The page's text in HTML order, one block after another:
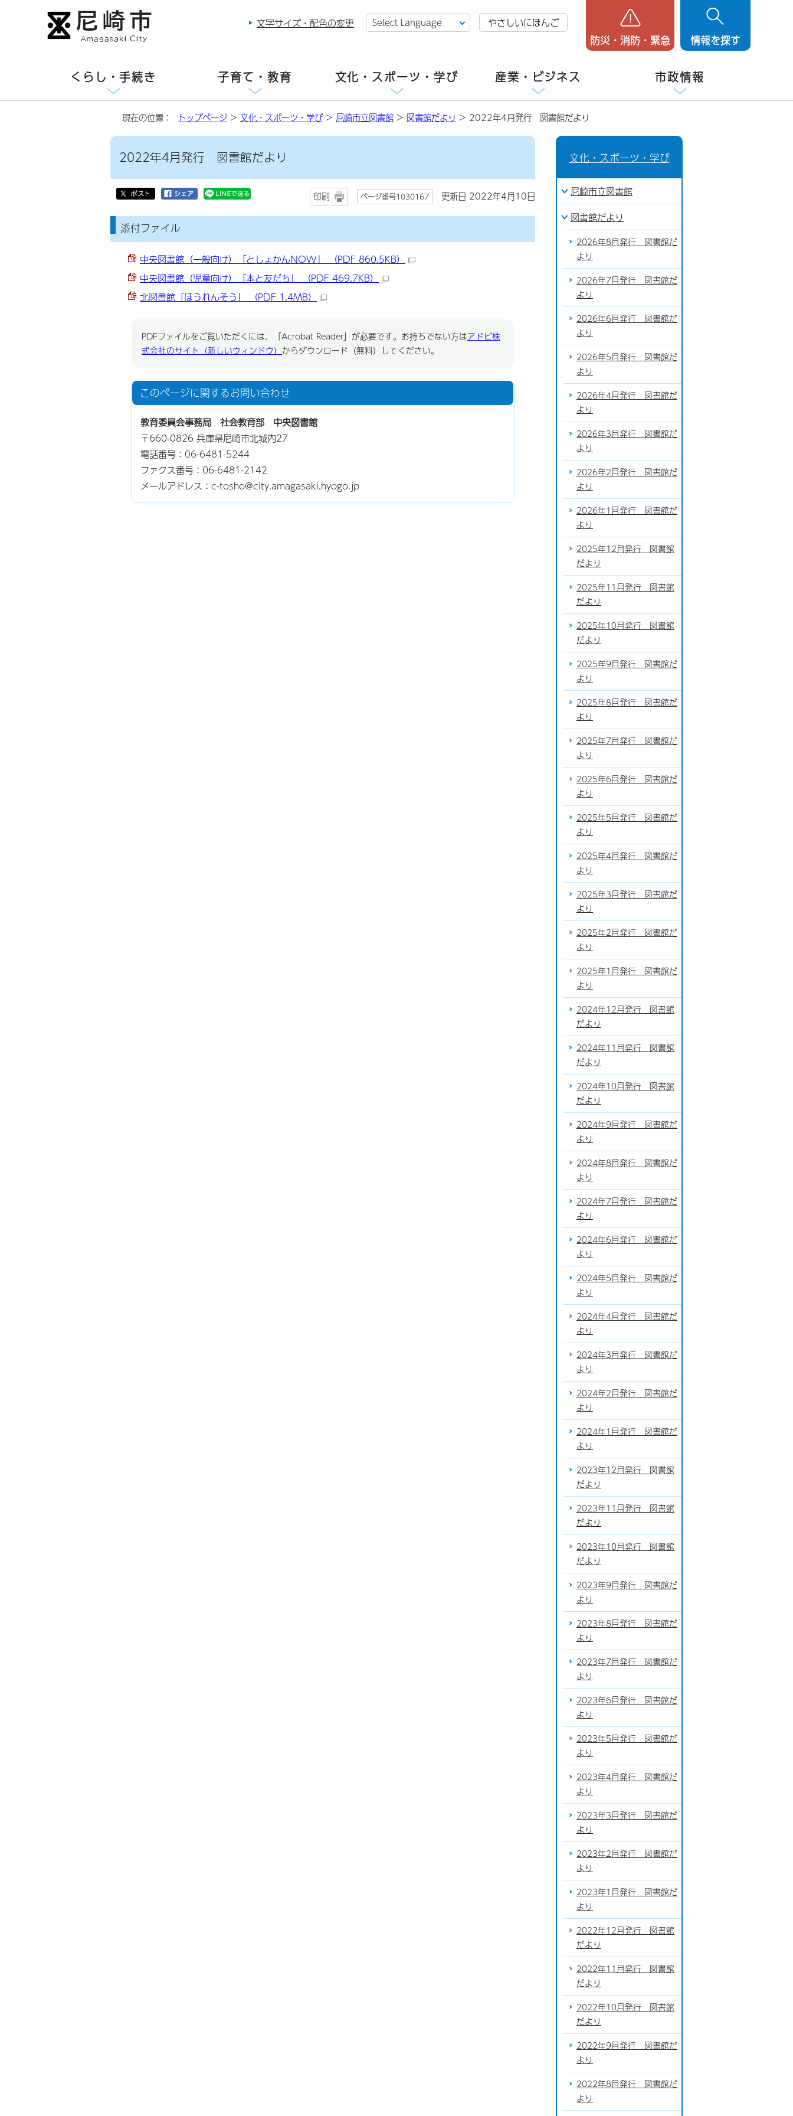
文字サイズ・配色の変更 やさしいにほんご
防災・消防・緊急 情報を探す
くらし・手続き 子育て・教育 文化・スポーツ・学び 産業・ビジネス 市政情報
現在の位置： トップページ> 文化・スポーツ・学び> 尼崎市立図書館 > 図書館だより > 2022年4月発行 図書館だより
2022年4月発行 図書館だより
印刷 ページ番号1030167 更新日 2022年4月10日
添付ファイル
中央図書館（一般向け）「としょかんNOW」 （PDF 860.5KB）
中央図書館（児童向け）「本と友だち」 （PDF 469.7KB）
北図書館「ほうれんそう」 （PDF 1.4MB）
PDFファイルをご覧いただくには、「Acrobat Reader」が必要です。お持ちでない方はアドビ株
式会社のサイト（新しいウィンドウ） からダウンロード（無料）してください。
このページに関するお問い合わせ
教育委員会事務局 社会教育部 中央図書館
〒660-0826 兵庫県尼崎市北城内27
電話番号： 06-6481-5244
ファクス番号：06-6481-2142
メールアドレス：c-tosho@city.amagasaki.hyogo.jp
文化・スポーツ・学び
尼崎市立図書館
図書館だより
2026年8月発行 図書館だ
より
2026年7月発行 図書館だ
より
2026年6月発行 図書館だ
より
2026年5月発行 図書館だ
より
2026年4月発行 図書館だ
より
2026年3月発行 図書館だ
より
2026年2月発行 図書館だ
より
2026年1月発行 図書館だ
より
2025年12月発行 図書館
だより
2025年11月発行 図書館
だより
2025年10月発行 図書館
だより
2025年9月発行 図書館だ
より
2025年8月発行 図書館だ
より
2025年7月発行 図書館だ
より
2025年6月発行 図書館だ
より
2025年5月発行 図書館だ
より
2025年4月発行 図書館だ
より
2025年3月発行 図書館だ
より
2025年2月発行 図書館だ
より
2025年1月発行 図書館だ
より
2024年12月発行 図書館
だより
2024年11月発行 図書館
だより
2024年10月発行 図書館
だより
2024年9月発行 図書館だ
より
2024年8月発行 図書館だ
より
2024年7月発行 図書館だ
より
2024年6月発行 図書館だ
より
2024年5月発行 図書館だ
より
2024年4月発行 図書館だ
より
2024年3月発行 図書館だ
より
2024年2月発行 図書館だ
より
2024年1月発行 図書館だ
より
2023年12月発行 図書館
だより
2023年11月発行 図書館
だより
2023年10月発行 図書館
だより
2023年9月発行 図書館だ
より
2023年8月発行 図書館だ
より
2023年7月発行 図書館だ
より
2023年6月発行 図書館だ
より
2023年5月発行 図書館だ
より
2023年4月発行 図書館だ
より
2023年3月発行 図書館だ
より
2023年2月発行 図書館だ
より
2023年1月発行 図書館だ
より
2022年12月発行 図書館
だより
2022年11月発行 図書館
だより
2022年10月発行 図書館
だより
2022年9月発行 図書館だ
より
2022年8月発行 図書館だ
より